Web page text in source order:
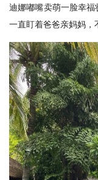
迪娜嘟嘴卖萌一脸幸
一直盯着爸爸亲妈妈，